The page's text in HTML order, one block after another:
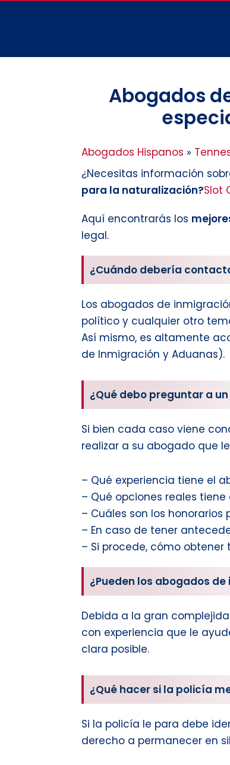
Abogados
Abogados Hispanos »
¿Necesitas información
para la naturalización?Slot
Aquí encontrarás los
legal.
¿Cuándo debería
Los abogados de
político y cualquier otro
Así mismo, es altamente
de Inmigración y Aduanas).
¿Qué debo preguntar a
Si bien cada caso viene
realizar a su abogado que
– Qué experiencia tiene el
– Qué opciones reales
– Cuáles son los honorarios
– En caso de tener
– Si procede, cómo
¿Pueden los abogados
Debida a la gran
con experiencia que le
clara posible.
¿Qué hacer si la policía
Si la policía le para debe
derecho a permanecer en